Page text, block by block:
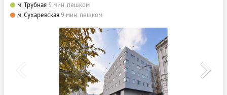
м. Трубная 5 мин. пешком
м. Сухаревская9 мин. пешком